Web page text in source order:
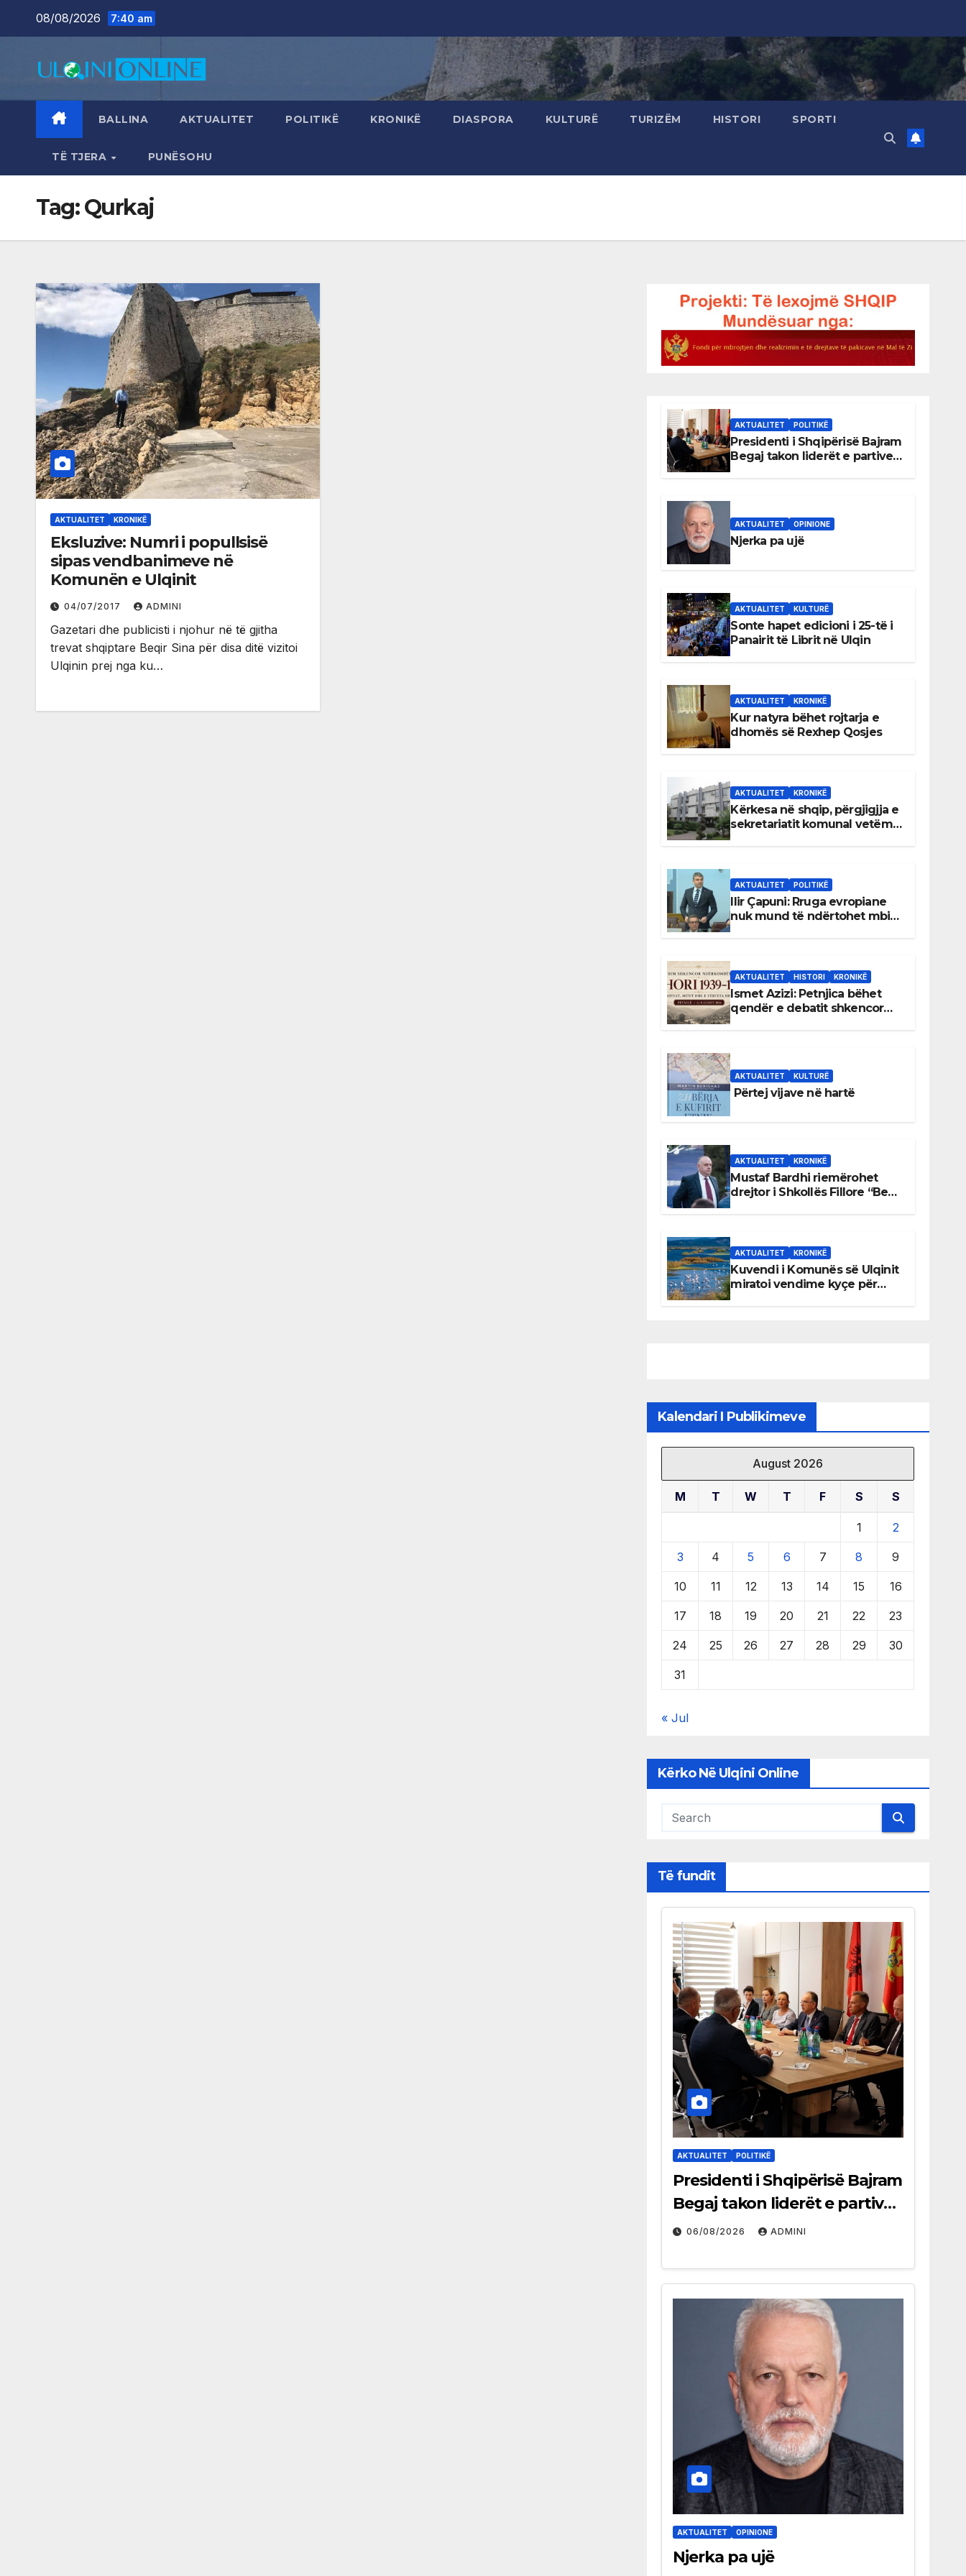
08/08/2026 7:40 am
BALLINA AKTUALITET POLITIKË KRONIKË DIASPORA KULTURË TURIZËM HISTORI SPORTI
TË TJERA PUNËSOHU
Tag:Qurkaj
AKTUALITET KRONIKË
Eksluzive: Numri i popullsisë
sipas vendbanimeve në
Komunën e Ulqinit
04/07/2017 ADMINI
Gazetari dhe publicisti i njohur në të gjitha
trevat shqiptare Beqir Sina për disa ditë vizitoi
Ulqinin prej nga ku…
AKTUALITET POLITIKË
Presidenti i Shqipërisë Bajram
Begaj takon liderët e partive
AKTUALITET OPINIONE
Njerka pa ujë
AKTUALITET KULTURË
Sonte hapet edicioni i 25-të i
Panairit të Librit në Ulqin
AKTUALITET KRONIKË
Kur natyra bëhet rojtarja e
dhomës së Rexhep Qosjes
AKTUALITET KRONIKË
Kërkesa në shqip, përgjigjja e
sekretariatit komunal vetëm
AKTUALITET POLITIKË
Ilir Çapuni: Rruga evropiane
nuk mund të ndërtohet mbi
AKTUALITET HISTORI KRONIKË
Ismet Azizi: Petnjica bëhet
qendër e debatit shkencor
AKTUALITET KULTURË
Përtej vijave në hartë
AKTUALITET KRONIKË
Mustaf Bardhi riemërohet
drejtor i Shkollës Fillore “Bedri
AKTUALITET KRONIKË
Kuvendi i Komunës së Ulqinit
miratoi vendime kyçe për
Kalendari I Publikimeve
August 2026
M T W T F S S
1 2
3 4 5 6 7 8 9
10 11 12 13 14 15 16
17 18 19 20 21 22 23
24 25 26 27 28 29 30
31
« Jul
Kërko Në Ulqini Online
Të fundit
AKTUALITET POLITIKË
Presidenti i Shqipërisë Bajram
Begaj takon liderët e partive
shqiptare në Ulqin
06/08/2026 ADMINI
AKTUALITET OPINIONE
Njerka pa ujë